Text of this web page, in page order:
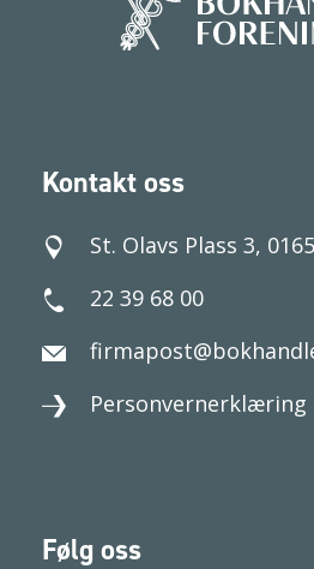
Kontakt oss
St. Olavs Plass 3,
22 39 68 00
Personvernerklæring
Følg oss